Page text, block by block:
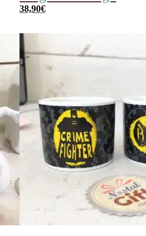
Poudlard
38,90€